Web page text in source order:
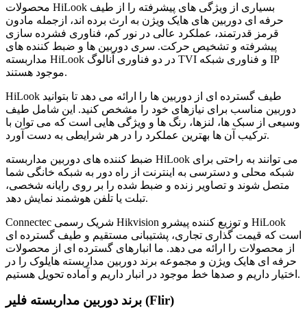
محصولات HiLook بسیاری از ویژگی های پیشرفته را از طیف
حرفه ای دوربین های هایک ویژن به ارث برده اند، ازجمله مادون
قرمز قدرتمند، عملکرد عالی در نور کم، فناوری فشرده سازی
پیشرفته و تشخیص حرکت. سری دوربین ها و ضبط کننده های
مداربسته HiLook در دو فناوری آنالوگ TVI و فناوری شبکه IP
موجود هستند.
HiLook طیف گسترده ای از دوربین ها را ارائه می دهد تا بتوانید
دوربین مناسب برای نیازهای خود را مشخص کنید. این شامل طیف
وسیعی از سبک ها، لنزها، رنگ ها و ویژگی هایی است که می توان با
ترکیب آن ها بهترین عملکرد را در هر شرایطی به دست آورد.
ضبط کننده های دوربین مداربسته HiLook می توانند به راحتی برای
شبکه محلی و دسترسی به اینترنت از راه دور به شبکه خانگی شما
متصل شوند و تصاویر زنده و ضبط شده را بر روی رایانه شخصی،
تبلت یا تلفن هوشمند نمایش دهد.
Connectec شریک رسمی Hikvision و توزیع کننده پیشرو HiLook
است که قیمت گذاری تجاری، پشتیبانی مستقیم و طیف گسترده ای
از محصولات را ارائه می دهد. ما انبارهای گسترده ای از محصولات
حرفه ای هایک ویژن و مجموعه برند دوربین مداربسته هایلوک را در
اختیار داریم و صدها خط موجود در انبار داریم و آماده تحویل هستیم.
برند دوربین مداربسته فلیر (Flir)